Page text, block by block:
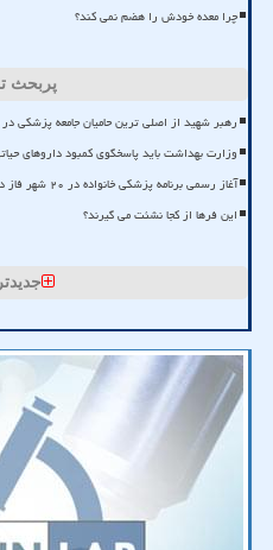
چرا معده خودش را هضم نمی کند؟
پربحث
رهبر شهید از اصلی ترین حامیان جامعه پزشکی
وزارت بهداشت باید پاسخگوی کمبود داروهای
آغاز رسمی برنامه پزشکی خانواده در ۲۰ شهر فاز دوم
این فرها از کجا نشئت می گیرند؟